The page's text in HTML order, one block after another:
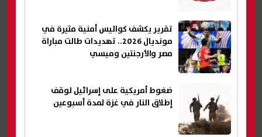
تقرير يكشف كواليس أمنية مثيرة في
مونديال 2026.. تهديدات طالت مباراة
مصر والأرجنتين وميسي
ضغوط أمريكية على إسرائيل لوقف
إطلاق النار في غزة لمدة أسبوعين